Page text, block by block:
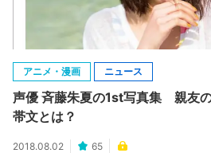
アニメ・漫画 ニュース
声優 斉藤朱夏の1st写真集 親友
帯文とは？
2018.08.02 65